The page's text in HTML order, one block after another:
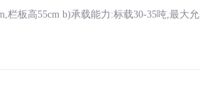
栏板高55cm b)承载能力:标载30-35吨,最大允